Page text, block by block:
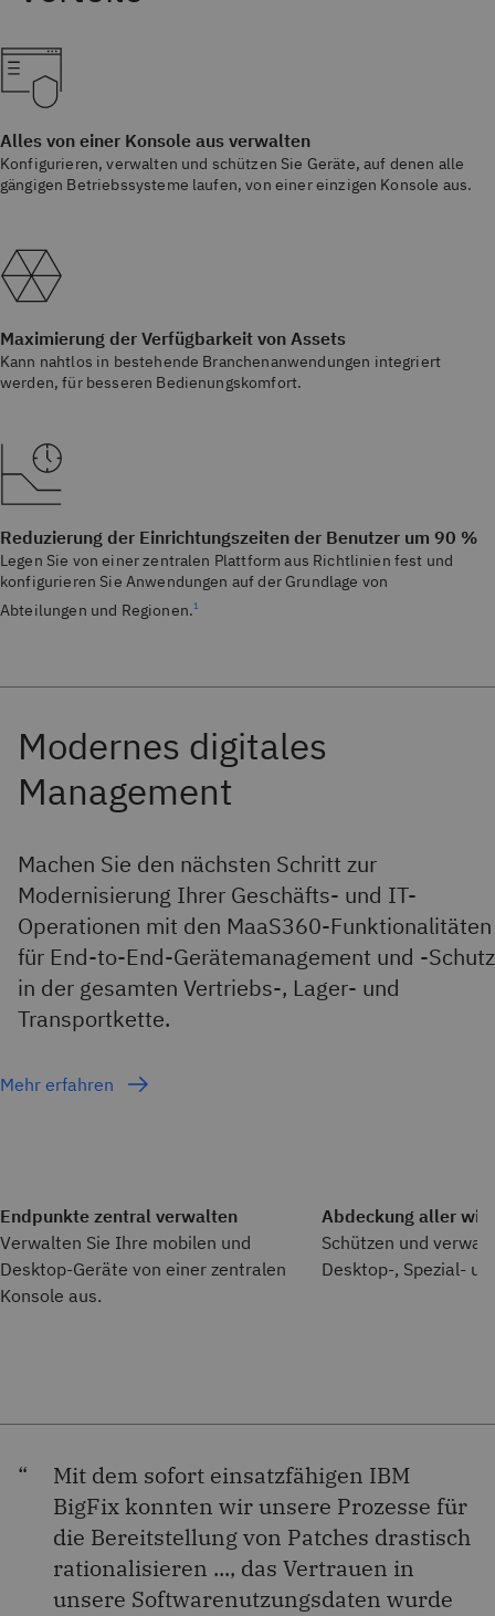
Alles von einer Konsole aus verwalten
Konfigurieren, verwalten und schützen Sie Geräte, auf denen alle
gängigen Betriebssysteme laufen, von einer einzigen Konsole aus.
Maximierung der Verfügbarkeit von Assets
Kann nahtlos in bestehende Branchenanwendungen integriert
werden, für besseren Bedienungskomfort.
Reduzierung der Einrichtungszeiten der Benutzer um 90 %
Legen Sie von einer zentralen Plattform aus Richtlinien fest und
konfigurieren Sie Anwendungen auf der Grundlage von
Abteilungen und Regionen.1
Machen Sie den nächsten Schritt zur
Modernisierung Ihrer Geschäfts- und IT-
Operationen mit den MaaS360-Funktionalitäten
für End-to-End-Gerätemanagement und -Schutz
in der gesamten Vertriebs-, Lager- und
Transportkette.
Mehr erfahren
Endpunkte zentral verwalten
Verwalten Sie Ihre mobilen und
Desktop-Geräte von einer zentralen
Konsole aus.
Abdeckung aller
Schützen und
Desktop-, Spezial-
Mit dem sofort einsatzfähigen IBM
BigFix konnten wir unsere Prozesse für
die Bereitstellung von Patches drastisch
rationalisieren ..., das Vertrauen in
unsere Softwarenutzungsdaten wurde